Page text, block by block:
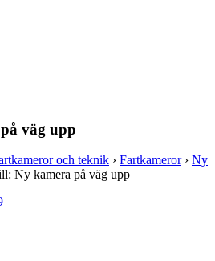
väg upp
och teknik › Fartkameror › Ny
Ny kamera på väg upp